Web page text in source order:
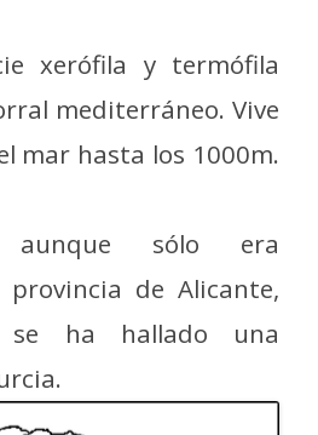
xerófila y termófila
mediterráneo. Vive
mar hasta los 1000m.
sólo era
de Alicante,
se ha hallado una